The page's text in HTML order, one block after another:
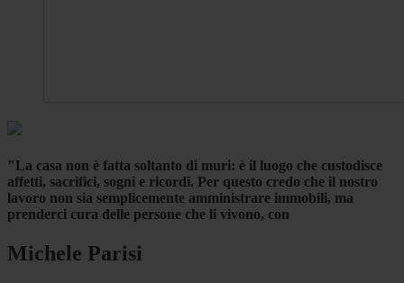
"La casa non è fatta soltanto di muri: è il luogo che custodisce
affetti, sacrifici, sogni e ricordi. Per questo credo che il nostro
lavoro non sia semplicemente amministrare immobili, ma
prenderci cura delle persone che li vivono, con
Michele Parisi